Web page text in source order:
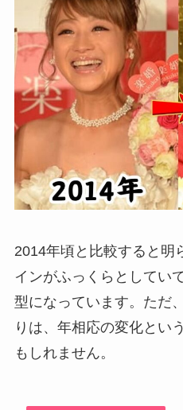
2014年頃と比較すると明
インがふっくらとしてい
型になっています。ただ
りは、年相応の変化とい
もしれません。